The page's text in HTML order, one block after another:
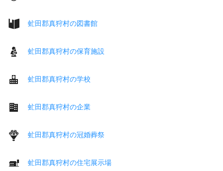
虻田郡真狩村の図書館
虻田郡真狩村の保育施設
虻田郡真狩村の学校
虻田郡真狩村の企業
虻田郡真狩村の冠婚葬祭
虻田郡真狩村の住宅展示場